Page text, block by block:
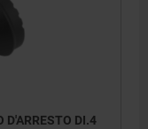
D'ARRESTO DI.4